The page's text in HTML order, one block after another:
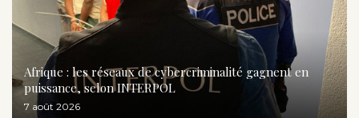
Afrique : les réseaux de cybercriminalité gagnent en
puissance, selon INTERPOL
7 août 2026